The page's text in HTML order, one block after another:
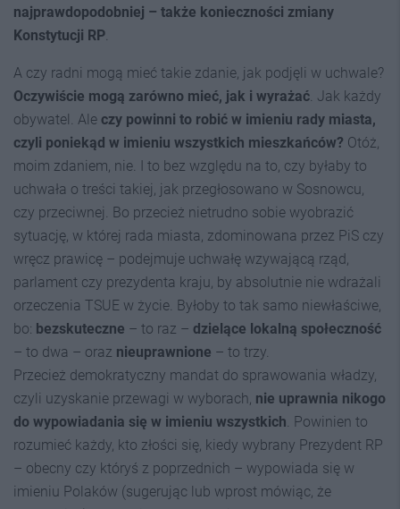
najprawdopodobniej – także konieczności zmiany
Konstytucji RP.
A czy radni mogą mieć takie zdanie, jak podjęli w uchwale?
Oczywiście mogą zarówno mieć, jak i wyrażać. Jak każdy
obywatel. Ale czy powinni to robić w imieniu rady miasta,
czyli poniekąd w imieniu wszystkich mieszkańców? Otóż,
moim zdaniem, nie. I to bez względu na to, czy byłaby to
uchwała o treści takiej, jak przegłosowano w Sosnowcu,
czy przeciwnej. Bo przecież nietrudno sobie wyobrazić
sytuację, w której rada miasta, zdominowana przez PiS czy
wręcz prawicę – podejmuje uchwałę wzywającą rząd,
parlament czy prezydenta kraju, by absolutnie nie wdrażali
orzeczenia TSUE w życie. Byłoby to tak samo niewłaściwe,
bo: bezskuteczne – to raz – dzielące lokalną społeczność
– to dwa – oraz nieuprawnione – to trzy.
Przecież demokratyczny mandat do sprawowania władzy,
czyli uzyskanie przewagi w wyborach, nie uprawnia nikogo
do wypowiadania się w imieniu wszystkich. Powinien to
rozumieć każdy, kto złości się, kiedy wybrany Prezydent RP
– obecny czy któryś z poprzednich – wypowiada się w
imieniu Polaków (sugerując lub wprost mówiąc, że